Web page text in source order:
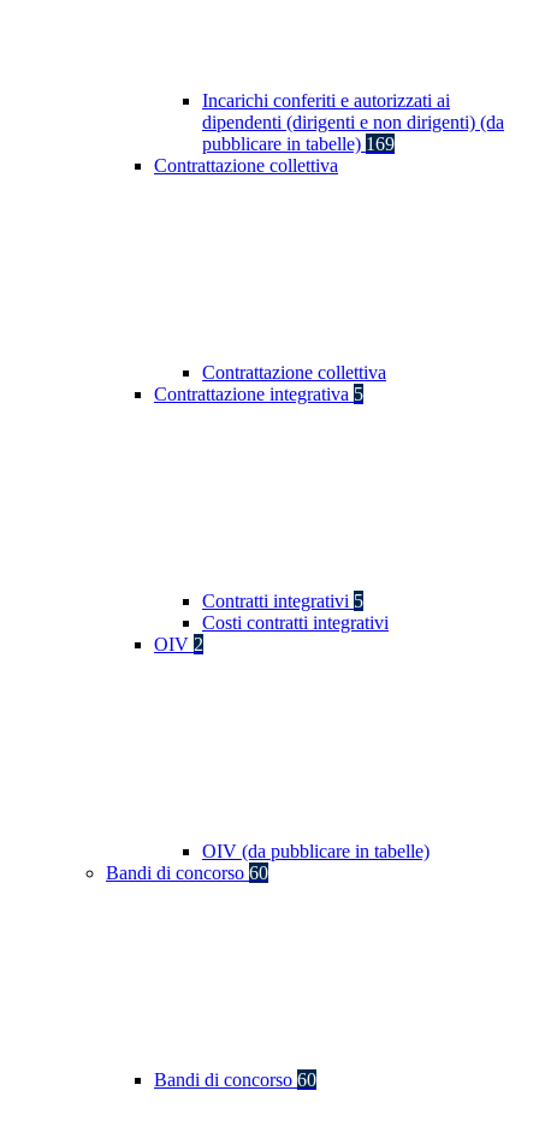
Incarichi conferiti e autorizzati ai
dipendenti (dirigenti e non dirigenti) (da
pubblicare in tabelle) 169
Contrattazione collettiva
Contrattazione collettiva
Contrattazione integrativa 5
Contratti integrativi 5
Costi contratti integrativi
OIV 2
OIV (da pubblicare in tabelle)
Bandi di concorso 60
Bandi di concorso 60